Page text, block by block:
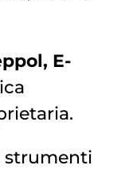
E-
strumenti